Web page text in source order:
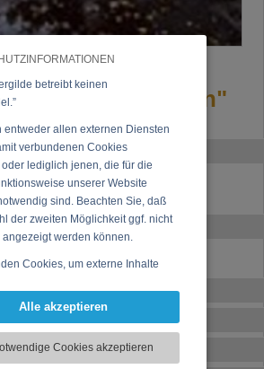
betreibt keinen
entweder allen externen Diensten
verbundenen Cookies
lediglich jenen, die für die
unserer Website
sind. Beachten Sie, daß
der zweiten Möglichkeit ggf. nicht
werden können.
Cookies, um externe Inhalte
für soziale Medien anbieten zu
Dabei werden ggf.
zu Ihrer Verwendung unserer
Alle akzeptieren
Cookies akzeptieren
- "Cool down"
Maria